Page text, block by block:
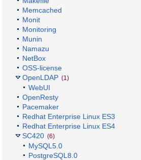
Memcached
Monit
Monitoring
Munin
Namazu
NetBox
OSS-license
OpenLDAP (1)
WebUI
OpenResty
Pacemaker
Redhat Enterprise Linux ES3
Redhat Enterprise Linux ES4
SC420 (6)
MySQL5.0
PostgreSQL8.0